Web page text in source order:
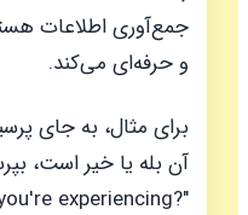
جمع‌آوری اطلاعات
و حرفه‌ای می‌کند.
برای مثال، به جای
آن بله یا خیر است،
experiencing?"